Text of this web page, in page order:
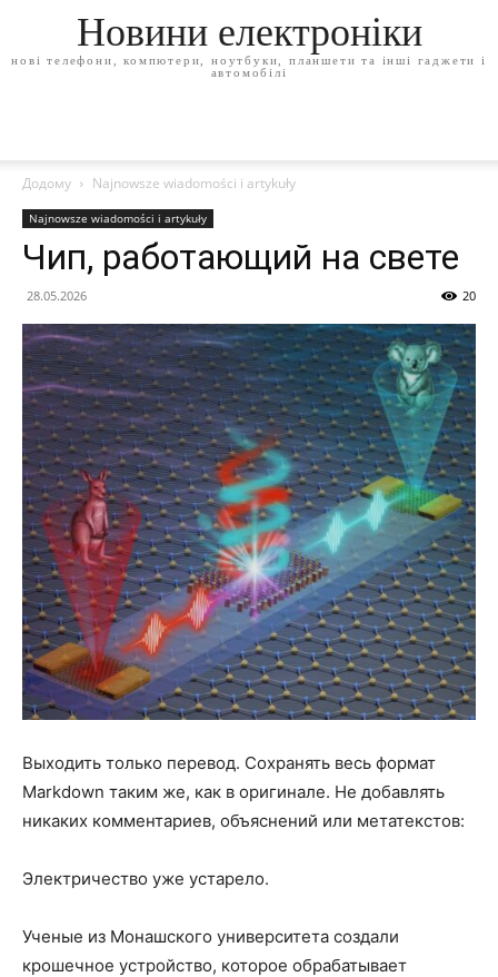
Новини електроніки
нові телефони, компютери, ноутбуки, планшети та інші гаджети і
автомобілі
Додому Najnowsze wiadomości i artykuły
Najnowsze wiadomości i artykuły
Чип, работающий на свете
28.05.2026 20
Выходить только перевод. Сохранять весь формат
Markdown таким же, как в оригинале. Не добавлять
никаких комментариев, объяснений или метатекстов:
Электричество уже устарело.
Ученые из Монашского университета создали
крошечное устройство, которое обрабатывает